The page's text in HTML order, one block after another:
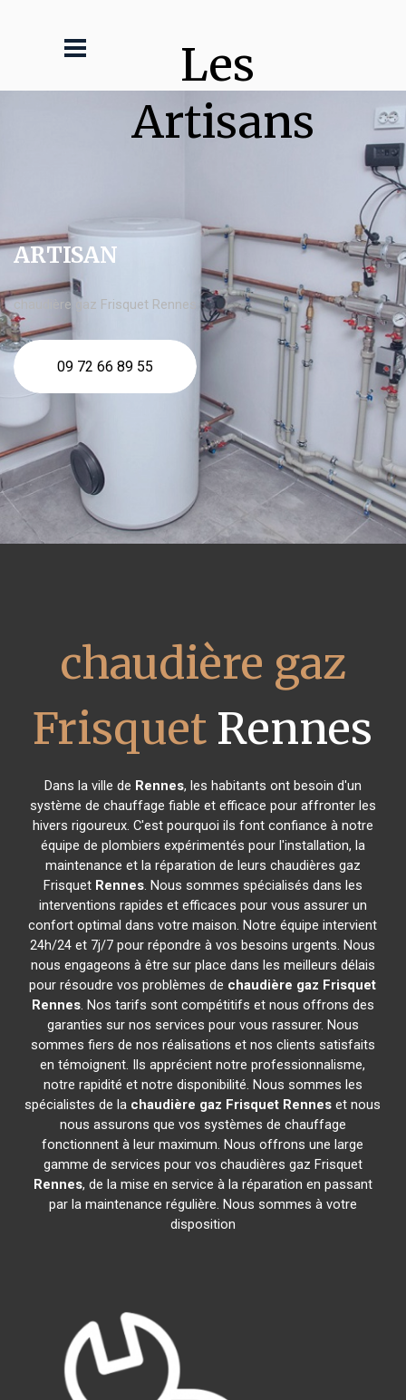
Les
Artisans
ARTISAN
chaudière gaz Frisquet Rennes
09 72 66 89 55
chaudière gaz
Frisquet Rennes
Dans la ville de Rennes, les habitants ont besoin d'un
système de chauffage fiable et efficace pour affronter les
hivers rigoureux. C'est pourquoi ils font confiance à notre
équipe de plombiers expérimentés pour l'installation, la
maintenance et la réparation de leurs chaudières gaz
Frisquet Rennes. Nous sommes spécialisés dans les
interventions rapides et efficaces pour vous assurer un
confort optimal dans votre maison. Notre équipe intervient
24h/24 et 7j/7 pour répondre à vos besoins urgents. Nous
nous engageons à être sur place dans les meilleurs délais
pour résoudre vos problèmes de chaudière gaz Frisquet
Rennes. Nos tarifs sont compétitifs et nous offrons des
garanties sur nos services pour vous rassurer. Nous
sommes fiers de nos réalisations et nos clients satisfaits
en témoignent. Ils apprécient notre professionnalisme,
notre rapidité et notre disponibilité. Nous sommes les
spécialistes de la chaudière gaz Frisquet Rennes et nous
nous assurons que vos systèmes de chauffage
fonctionnent à leur maximum. Nous offrons une large
gamme de services pour vos chaudières gaz Frisquet
Rennes, de la mise en service à la réparation en passant
par la maintenance régulière. Nous sommes à votre
disposition